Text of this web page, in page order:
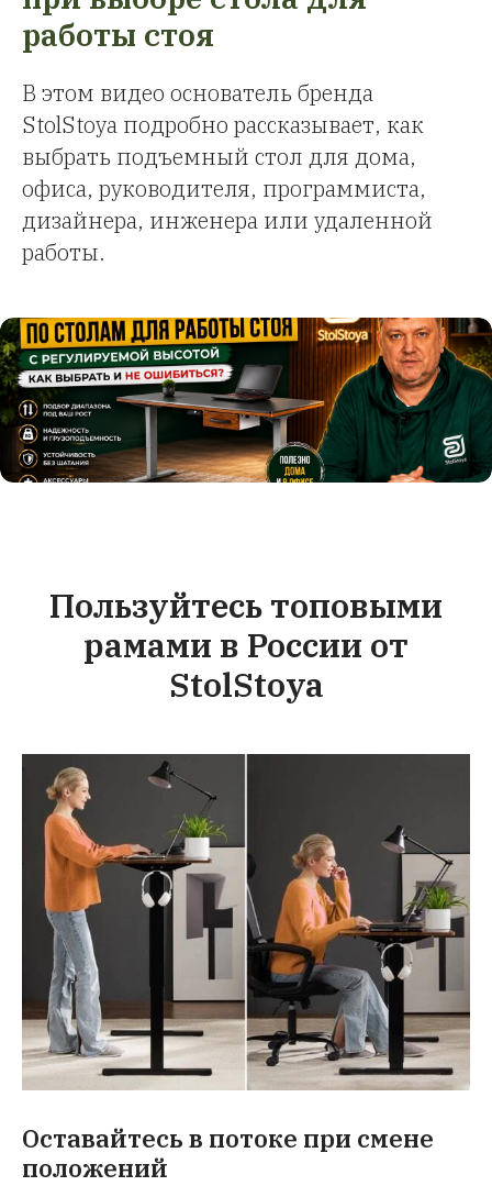
работы стоя
В этом видео основатель бренда
StolStoya подробно рассказывает, как
выбрать подъемный стол для дома,
офиса, руководителя, программиста,
дизайнера, инженера или удаленной
работы.
Пользуйтесь топовыми
рамами в России от
StolStoya
Оставайтесь в потоке при смене
положений